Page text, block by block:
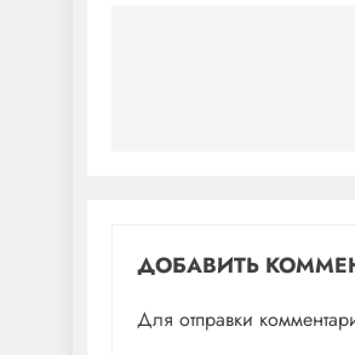
ДОБАВИТЬ
Для отправки